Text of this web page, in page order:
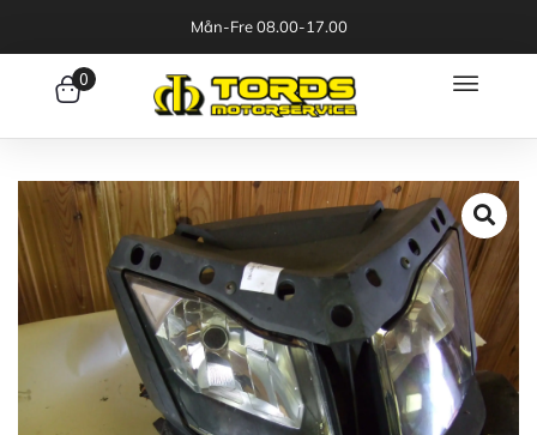
Mån-Fre 08.00-17.00
0